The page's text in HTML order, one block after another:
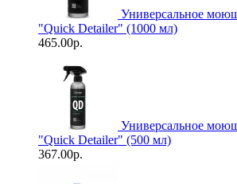
Универсальное
"Quick Detailer" (1000 мл)
465.00р.
Универсальное
"Quick Detailer" (500 мл)
367.00р.